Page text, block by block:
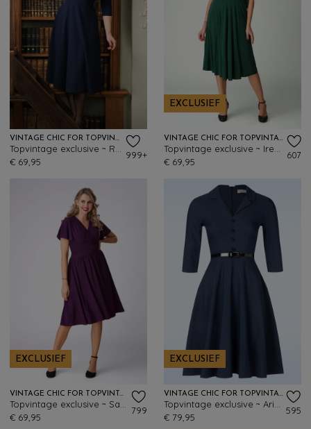
VINTAGE CHIC FOR TOPVINTAGE
€ 69,95
999+
EXCLUSIEF
VINTAGE CHIC FOR TOPVINTAGE
€ 69,95
607
EXCLUSIEF
VINTAGE CHIC FOR TOPVINTAGE
€ 69,95
799
EXCLUSIEF
VINTAGE CHIC FOR TOPVINTAGE
€ 79,95
595